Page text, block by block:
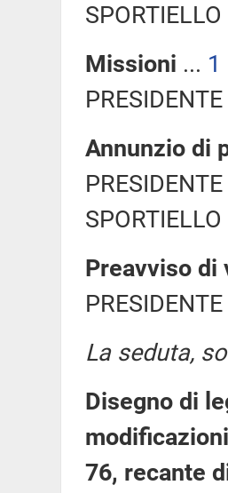
Missioni ... 1
Annunzio di
Preavviso di
La seduta,
Disegno di
76, recante